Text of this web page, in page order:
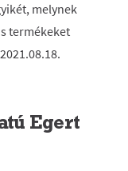
melynek
termékeket
Egert